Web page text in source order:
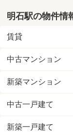
明石駅の物件情
賃貸
中古マンション
新築マンション
中古一戸建て
新築一戸建て